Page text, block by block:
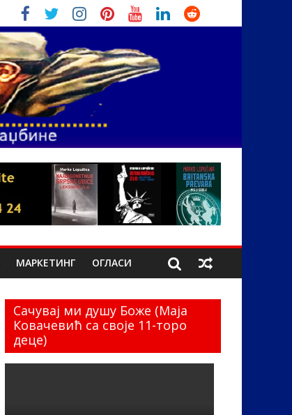
МАРКЕТИНГ ОГЛАСИ
Сачувај ми душу Боже (Маја
Ковачевић са своје 11-торо
деце)